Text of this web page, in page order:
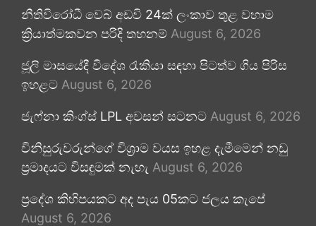
නීතිවිරෝධී වෙබ් අඩවි 24ක් ලංකාව තුළ වහාම
ක්‍රියාත්මකවන පරිදි තහනම් August 6, 2026
ජූලි මාසයේදී විදේශ රැකියා සඳහා පිටත්ව ගිය පිරිස
ඉහළට August 6, 2026
ජැෆ්නා කිංග්ස් LPL අවසන් සටනට August 6, 2026
විනිසුරුවරුන්ගේ විශ්‍රාම වයස ඉහළ දැමීමෙන් නඩු
ප්‍රමාදයට විසඳුමක් නැහැ August 6, 2026
ප්‍රදේශ කිහිපයකට අද පැය 05කට ජලය කැපේ
August 6, 2026